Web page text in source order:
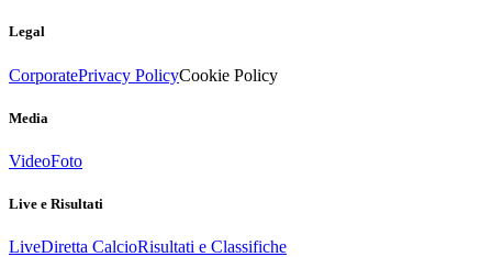
Legal
CorporatePrivacy PolicyCookie Policy
Media
VideoFoto
Live e Risultati
LiveDiretta CalcioRisultati e Classifiche